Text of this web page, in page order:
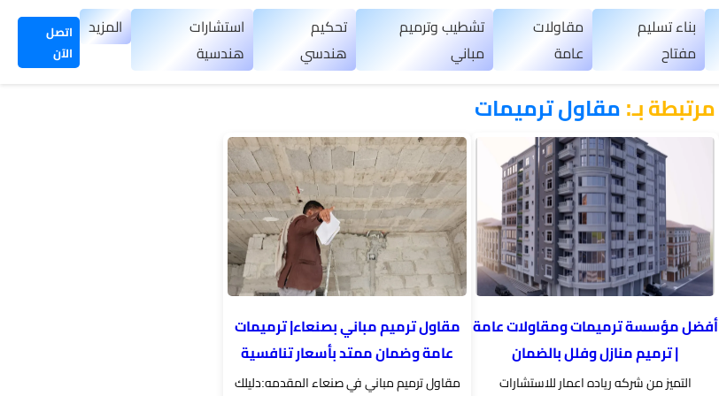
بناء تسليم
مفتاح
مقاولات
عامة
تشطيب وترميم
مباني
تحكيم
هندسي
استشارات
هندسية
المزيد
اتصل
الآن
مرتبطة بـ:مقاول ترميمات
أفضل مؤسسة ترميمات ومقاولات عامة
| ترميم منازل وفلل بالضمان
التميز من شركه رياده اعمار للاستشارات
مقاول ترميم مباني بصنعاء| ترميمات
عامة وضمان ممتد بأسعار تنافسية
مقاول ترميم مباني في صنعاء المقدمه:دليلك